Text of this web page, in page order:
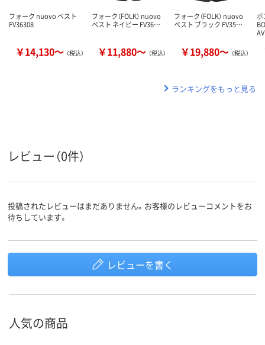
フォーク nuovo ベスト
FV36308
￥14,130～ （税込）
フォーク（FOLK） nuovo
ベスト ネイビー FV36…
￥11,880～ （税込）
フォーク（FOLK） nuovo
ベスト ブラック FV35…
￥19,880～ （税込）
ボ
ランキングをもっと見る
レビュー（0件）
投稿されたレビューはまだありません。お客様のレビューコメントをお
待ちしています。
レビューを書く
人気の商品